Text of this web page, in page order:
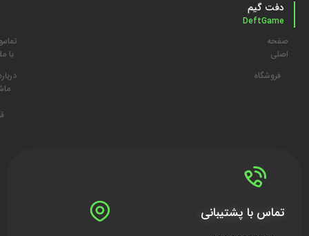
دفت گیم
DeftGame
صفحه
اصلی
فروشگاه
با ما
ما
تماس با پشتیبانی